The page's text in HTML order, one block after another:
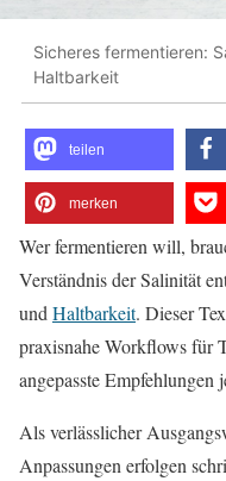
Sicheres fermentieren:
Haltbarkeit
teilen
merken
Wer fermentieren will,
Verständnis der Salinität
und Haltbarkeit. Dieser
praxisnahe Workflows für
angepasste Empfehlungen
Als verlässlicher
Anpassungen erfolgen